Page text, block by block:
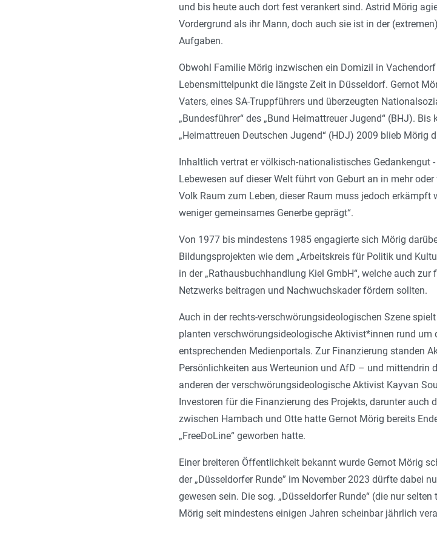
und bis heute auch dort fest verankert sind. Astrid Mörig
Vordergrund als ihr Mann, doch auch sie ist in der
Aufgaben.
Obwohl Familie Mörig inzwischen ein Domizil in
Lebensmittelpunkt die längste Zeit in Düsseldorf. Gernot
Vaters, eines SA-Truppführers und überzeugten
„Bundesführer“ des „Bund Heimattreuer Jugend“ (BHJ).
„Heimattreuen Deutschen Jugend“ (HDJ) 2009 blieb Mörig
Inhaltlich vertrat er völkisch-nationalistisches Gedankengut
Lebewesen auf dieser Welt führt von Geburt an in mehr
Volk Raum zum Leben, dieser Raum muss jedoch
weniger gemeinsames Generbe geprägt“.
Von 1977 bis mindestens 1985 engagierte sich Mörig
Bildungsprojekten wie dem „Arbeitskreis für Politik und
in der „Rathausbuchhandlung Kiel GmbH“, welche auch
Netzwerks beitragen und Nachwuchs­kader fördern sollten.
Auch in der rechts-verschwörungsideologischen Szene
planten verschwörungsideologische Aktivist*innen rund
entsprechenden Medienportals. Zur Finanzierung standen
Persönlichkeiten aus Werteunion und AfD – und mittendrin
anderen der verschwörungsideologische Aktivist Kayvan
Investoren für die Finanzierung des Projekts, darunter auch
zwischen Hambach und Otte hatte Gernot Mörig bereits
„FreeDoLine“ geworben hatte.
Einer breiteren Öffentlichkeit bekannt wurde Gernot Mörig
der „Düsseldorfer Runde” im November 2023 dürfte dabei
gewesen sein. Die sog. „Düsseldorfer Runde“ (die nur
Mörig seit mindestens einigen Jahren scheinbar jährlich